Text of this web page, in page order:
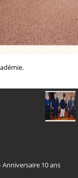
Anniversaire 10 ans